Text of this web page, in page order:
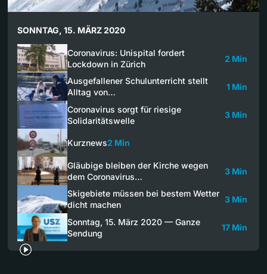
SONNTAG, 15. MÄRZ 2020
Coronavirus: Unispital fordert
Lockdown in Zürich
2 Min
Ausgefallener Schulunterricht stellt
Alltag von…
1 Min
Coronavirus sorgt für riesige
Solidaritätswelle
3 Min
Kurznews2 Min
Gläubige bleiben der Kirche wegen
dem Coronavirus…
3 Min
Skigebiete müssen bei bestem Wetter
dicht machen
3 Min
Sonntag, 15. März 2020 — Ganze
Sendung
17 Min